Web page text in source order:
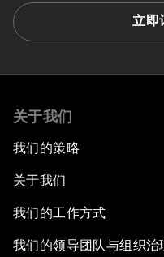
立即
关于我们
我们的策略
关于我们
我们的工作方式
我们的领导团队与组织治